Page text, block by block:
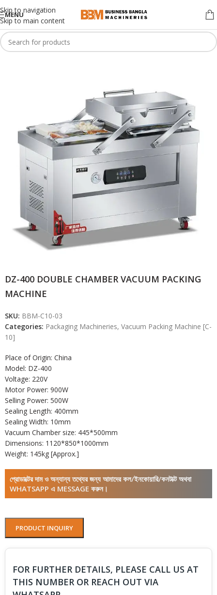
Skip to navigation
Skip to main content
MENU
DZ-400 DOUBLE CHAMBER VACUUM PACKING
MACHINE
SKU: BBM-C10-03
Categories: Packaging Machineries, Vacuum Packing Machine [C-
10]
Place of Origin: China
Model: DZ-400
Voltage: 220V
Motor Power: 900W
Selling Power: 500W
Sealing Length: 400mm
Sealing Width: 10mm
Vacuum Chamber size: 445*500mm
Dimensions: 1120*850*1000mm
Weight: 145kg [Approx.]
প্রোডাক্টের দাম ও অন্যান্য তথ্যের জন্য আমাদের কল/ইনকোয়ারি/কনটাক্ট অথবা
WHATSAPP এ MESSAGE করুন।
PRODUCT INQUIRY
FOR FURTHER DETAILS, PLEASE CALL US AT
THIS NUMBER OR REACH OUT VIA